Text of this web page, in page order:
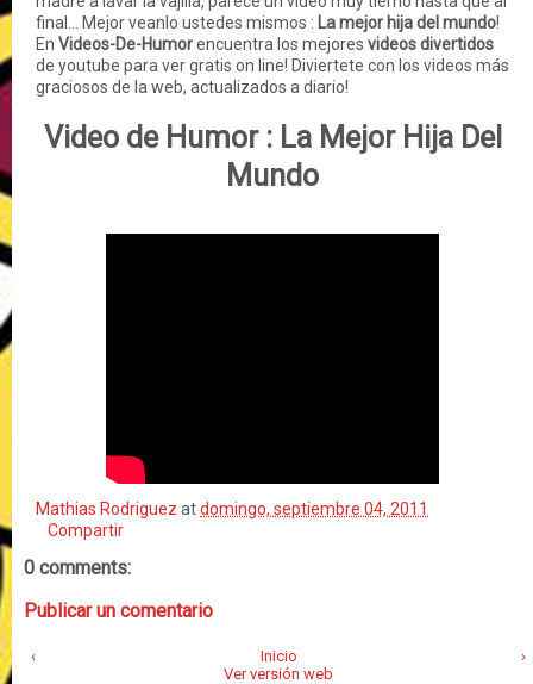
final... Mejor veanlo ustedes mismos : La mejor hija del mundo!
En Videos-De-Humorencuentra los mejores videos divertidos
de youtube para ver gratis on line! Diviertete con los videos más
graciosos de la web, actualizados a diario!
Video de Humor : La Mejor Hija Del
Mundo
Mathias Rodriguez atdomingo, septiembre 04, 2011
Compartir
0 comments:
Publicar un comentario
‹ ›
Inicio
Ver versión web